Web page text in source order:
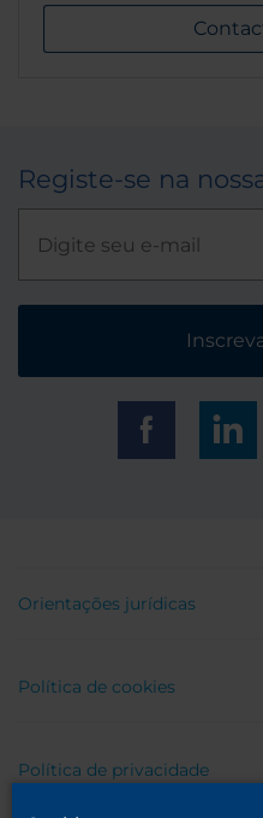
Registe-se na
Orientações jurídicas
Política de cookies
Política de privacidade